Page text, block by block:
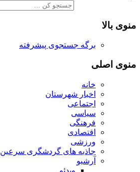
منوی بالا
برگه جستجوی پیشرفته
منوی اصلی
خانه
اخبار شهرستان
اجتماعی
سیاسی
فرهنگی
اقتصادی
ورزشی
جاذبه های گردشگری سرعین
آرشیو
ویدئو